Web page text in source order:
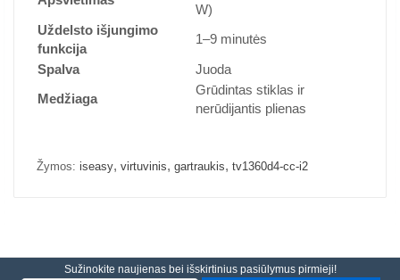
W)
Uždelsto išjungimo
funkcija
1–9 minutės
Spalva
Juoda
Medžiaga
Grūdintas stiklas ir
nerūdijantis plienas
Žymos: iseasy, virtuvinis, gartraukis, tv1360d4-cc-i2
Sužinokite naujienas bei išskirtinius pasiūlymus pirmieji!